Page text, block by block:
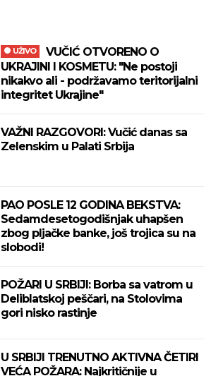
UŽIVO
UKRAJINI I KOSMETU: "Ne postoji
nikakvo ali - podržavamo teritorijalni
integritet Ukrajine"
VAŽNI RAZGOVORI: Vučić danas sa
Zelenskim u Palati Srbija
PAO POSLE 12 GODINA BEKSTVA:
Sedamdesetogodišnjak uhapšen
zbog pljačke banke, još trojica su na
slobodi!
POŽARI U SRBIJI: Borba sa vatrom u
Deliblatskoj peščari, na Stolovima
gori nisko rastinje
U SRBIJI TRENUTNO AKTIVNA ČETIRI
VEĆA POŽARA: Najkritičnije u